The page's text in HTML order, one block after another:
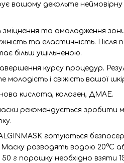
вашому декольте неймовірну
зміцнення та омолодження
та еластичність. Після
більш ущільненою.
курсу процедур.
молодість і свіжість вашої
кислота, колаген, ДМАЕ.
рекомендується зробити
ALGINMASK готуються
Маску розводять водою 20°С
г порошку необхідно взяти